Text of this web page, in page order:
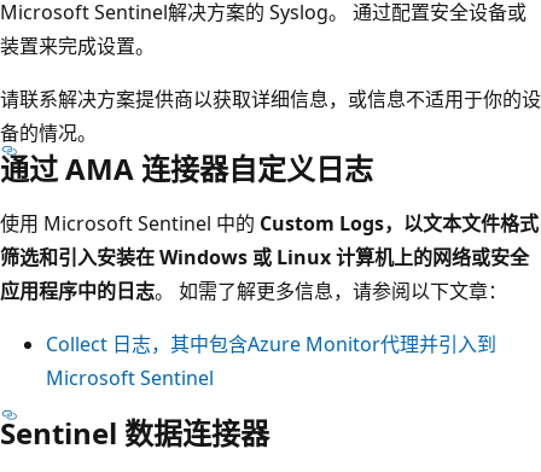
Microsoft Sentinel解决方案的 Syslog。 通过配置安全设备或
装置来完成设置。
请联系解决方案提供商以获取详细信息，或信息不适用于你的设
备的情况。
通过 AMA 连接器自定义日志
使用 Microsoft Sentinel 中的 Custom Logs，以文本文件格式
筛选和引入安装在 Windows 或 Linux 计算机上的网络或安全
应用程序中的日志。 如需了解更多信息，请参阅以下文章：
Collect 日志，其中包含Azure Monitor代理并引入到
Microsoft Sentinel
Sentinel 数据连接器